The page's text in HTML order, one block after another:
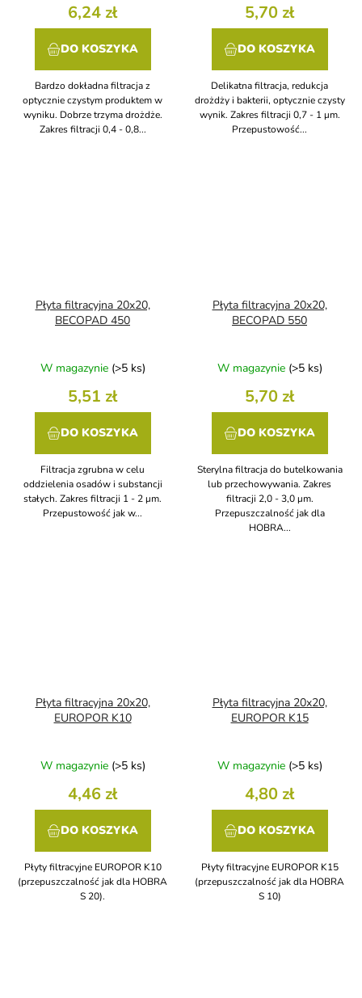
6,24 zł
DO KOSZYKA
Bardzo dokładna filtracja z
optycznie czystym produktem w
wyniku. Dobrze trzyma drożdże.
Zakres filtracji 0,4 - 0,8...
5,70 zł
DO KOSZYKA
Delikatna filtracja, redukcja
drożdży i bakterii, optycznie czysty
wynik. Zakres filtracji 0,7 - 1 μm.
Przepustowość...
Płyta filtracyjna 20x20,
BECOPAD 450
W magazynie (>5 ks)
5,51 zł
DO KOSZYKA
Filtracja zgrubna w celu
oddzielenia osadów i substancji
stałych. Zakres filtracji 1 - 2 μm.
Przepustowość jak w...
Płyta filtracyjna 20x20,
BECOPAD 550
W magazynie (>5 ks)
5,70 zł
DO KOSZYKA
Sterylna filtracja do butelkowania
lub przechowywania. Zakres
filtracji 2,0 - 3,0 μm.
Przepuszczalność jak dla
HOBRA...
Płyta filtracyjna 20x20,
EUROPOR K10
W magazynie (>5 ks)
4,46 zł
DO KOSZYKA
Płyty filtracyjne EUROPOR K10
(przepuszczalność jak dla HOBRA
S 20).
Płyta filtracyjna 20x20,
EUROPOR K15
W magazynie (>5 ks)
4,80 zł
DO KOSZYKA
Płyty filtracyjne EUROPOR K15
(przepuszczalność jak dla HOBRA
S 10)